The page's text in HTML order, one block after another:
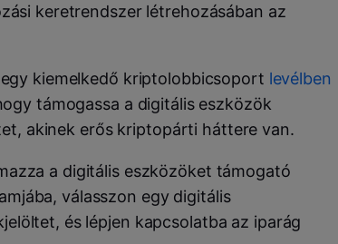
keretrendszer létrehozásában az
kiemelkedő kriptolobbicsoport levélben
támogassa a digitális eszközök
akinek erős kriptopárti háttere van.
a digitális eszközöket támogató
válasszon egy digitális
és lépjen kapcsolatba az iparág